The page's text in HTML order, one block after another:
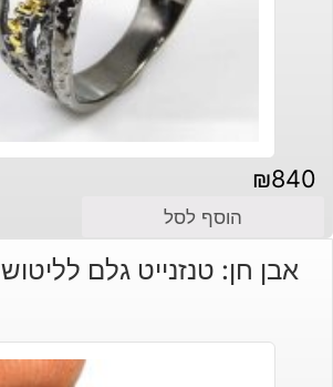
₪840
הוסף לסל
אבן חן: טנזנייט גלם לליטוש 30.30 קרט